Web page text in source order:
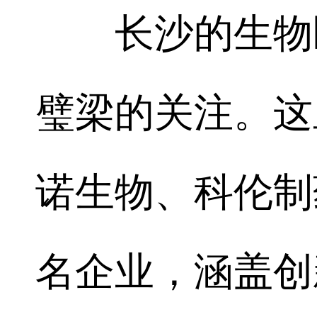
长沙的生物
璧梁的关注。
诺生物、科伦
名企业，涵盖